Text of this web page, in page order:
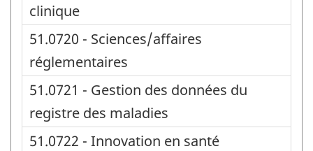
clinique
51.0720 - Sciences/affaires
réglementaires
51.0721 - Gestion des données du
registre des maladies
51.0722 - Innovation en santé